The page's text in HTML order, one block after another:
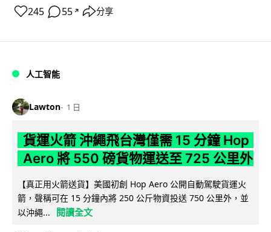
245 55 ↗ 分享
人工智能
Lawton 1 日
貨運火箭 沖繩飛台灣僅需 15 分鐘 Hop
Aero 將 550 磅貨物運送至 725 公里外
【真正用火箭送貨】美國初創 Hop Aero 公開自動駕駛貨運火
箭，聲稱可在 15 分鐘內將 250 公斤物資投送 750 公里外，並
以沖繩...
閱讀全文